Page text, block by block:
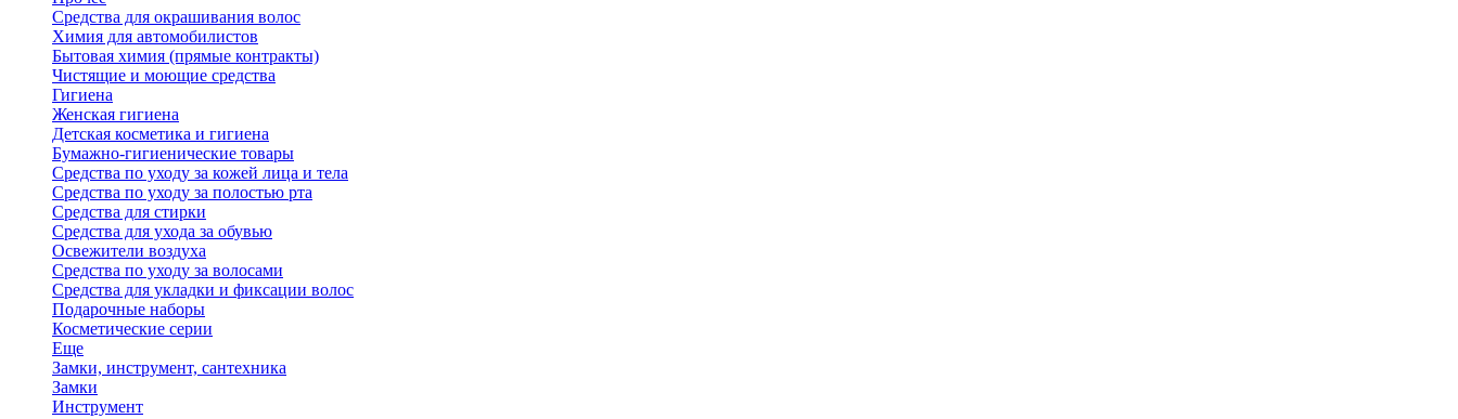
Средства для окрашивания волос
Химия для автомобилистов
Бытовая химия (прямые контракты)
Чистящие и моющие средства
Гигиена
Женская гигиена
Детская косметика и гигиена
Бумажно-гигиенические товары
Средства по уходу за кожей лица и тела
Средства по уходу за полостью рта
Средства для стирки
Средства для ухода за обувью
Освежители воздуха
Средства по уходу за волосами
Средства для укладки и фиксации волос
Подарочные наборы
Косметические серии
Еще
Замки, инструмент, сантехника
Замки
Инструмент